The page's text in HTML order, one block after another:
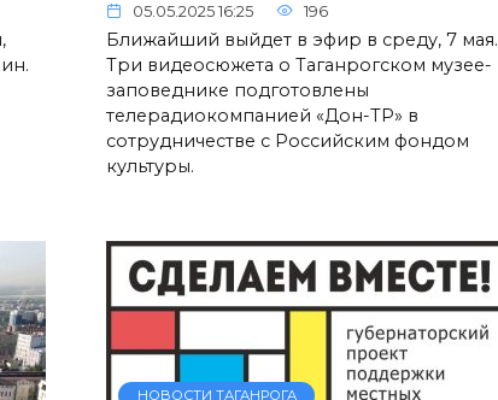
05.05.2025 16:25 196
Ближайший выйдет в эфир в среду, 7 мая.
Три видеосюжета о Таганрогском музее-
заповеднике подготовлены
телерадиокомпанией «Дон-ТР» в
сотрудничестве с Российским фондом
культуры.
НОВОСТИ ТАГАНРОГА